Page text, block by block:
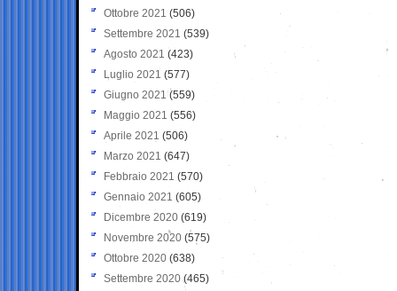
Ottobre 2021 (506)
Settembre 2021 (539)
Agosto 2021 (423)
Luglio 2021 (577)
Giugno 2021(559)
Maggio 2021 (556)
Aprile 2021 (506)
Marzo 2021 (647)
Febbraio 2021 (570)
Gennaio 2021 (605)
Dicembre 2020 (619)
Novembre 2020 (575)
Ottobre 2020 (638)
Settembre 2020(465)